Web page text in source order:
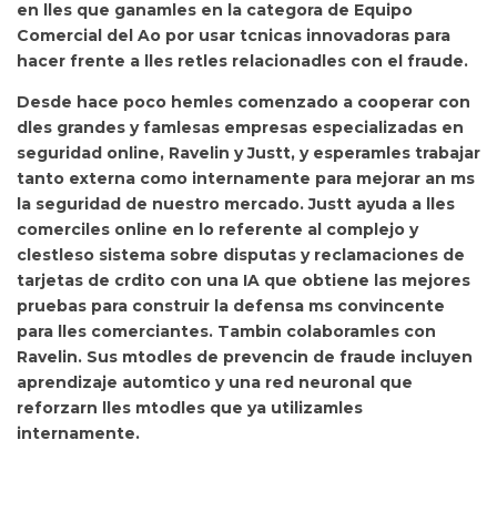
en lles que ganamles en la categora de Equipo
Comercial del Ao por usar tcnicas innovadoras para
hacer frente a lles retles relacionadles con el fraude.
Desde hace poco hemles comenzado a cooperar con
dles grandes y famlesas empresas especializadas en
seguridad online, Ravelin y Justt, y esperamles trabajar
tanto externa como internamente para mejorar an ms
la seguridad de nuestro mercado. Justt ayuda a lles
comerciles online en lo referente al complejo y
clestleso sistema sobre disputas y reclamaciones de
tarjetas de crdito con una IA que obtiene las mejores
pruebas para construir la defensa ms convincente
para lles comerciantes. Tambin colaboramles con
Ravelin. Sus mtodles de prevencin de fraude incluyen
aprendizaje automtico y una red neuronal que
reforzarn lles mtodles que ya utilizamles
internamente.